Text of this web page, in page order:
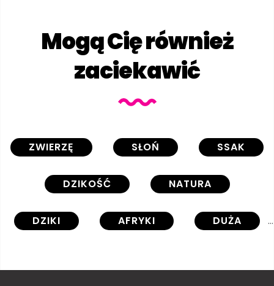
Mogą Cię również
zaciekawić
ZWIERZĘ SŁOŃ SSAK
DZIKOŚĆ NATURA
DZIKI AFRYKI DUŻA